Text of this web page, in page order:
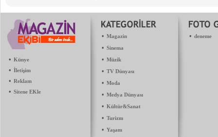
• Künye
• İletişim
• Reklam
• Sitene EKle
• Magazin
• Sinema
• Müzik
• TV Dünyası
• Moda
• Medya Dünyası
• Kültür&Sanat
• Turizm
• Yaşam
• deneme